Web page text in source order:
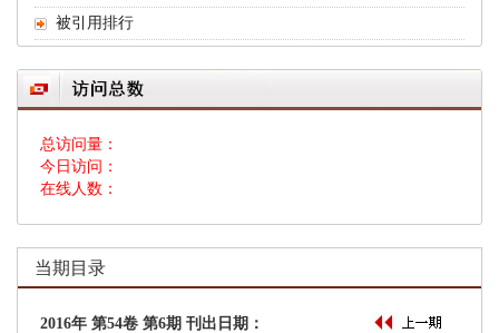
总访问量：
今日访问：
在线人数：